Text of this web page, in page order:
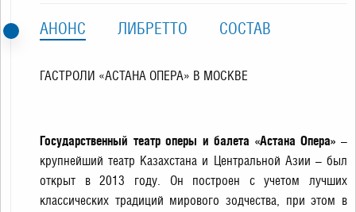
АНОНС ЛИБРЕТТО СОСТАВ
ГАСТРОЛИ «АСТАНА ОПЕРА» В МОСКВЕ
Государственный театр оперы и балета «Астана Опера» –
крупнейший театр Казахстана и Центральной Азии – был
открыт в 2013 году. Он построен с учетом лучших
классических традиций мирового зодчества, при этом в